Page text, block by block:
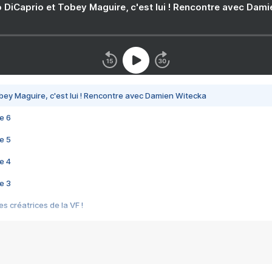
DiCaprio et Tobey Maguire, c'est lui ! Rencontre avec
Maguire, c'est lui ! Rencontre avec Damien Witecka
6
5
4
3
créatrices de la VF !